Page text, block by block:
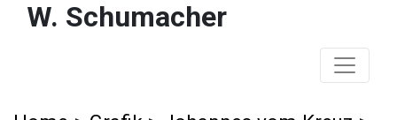
W. Schumacher